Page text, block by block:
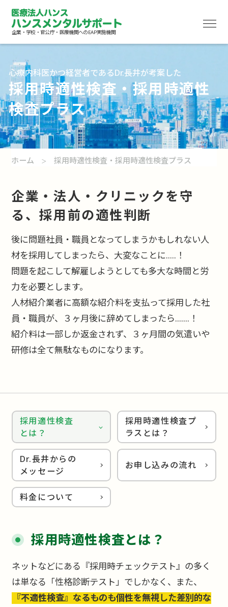
企業・学校・官公庁・医療機関へのEAP実施機関
採用時適性検査・採用時適性検査プラス
MS（Makes Sense）検査・MS（Makes Sebse）検査プ
各種研修動画配信サービス
ストレスチェック
メンタル不調者支援プラン
心療内科医かつ経営者であるDr.長井が考案した
採用時適性検査・採用時適性
検査プラス
ホーム ＞ 採用時適性検査・採用時適性検査プラス
企業・法人・クリニックを守
る、採用前の適性判断
後に問題社員・職員となってしまうかもしれない人
材を採用してしまったら、大変なことに.....！
問題を起こして解雇しようとしても多大な時間と労
力を必要とします。
人材紹介業者に高額な紹介料を支払って採用した社
員・職員が、３ヶ月後に辞めてしまったら.......！
紹介料は一部しか返金されず、３ヶ月間の気遣いや
研修は全て無駄なものになります。
採用適性検査
とは？
採用時適性検査プ
ラスとは？
Dr.長井からの
メッセージ
お申し込みの流れ
料金について
採用時適性検査とは？
ネットなどにある『採用時チェックテスト』の多く
は単なる「性格診断テスト」でしかなく、また、
『不適性検査』なるものも個性を無視した差別的な